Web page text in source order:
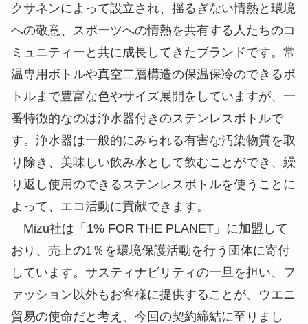
クサネンによって設立され、揺るぎない情熱と環境
への敬意、スポーツへの情熱を共有する人たちのコ
ミュニティーと共に成長してきたブランドです。常
温専用ボトルや真空二層構造の保温保冷のできるボ
トルまで豊富な色やサイズ展開をしていますが、一
番特徴的なのは浄水器付きのステンレスボトルで
す。浄水器は一般的にみられる有害な汚染物質を取
り除き、美味しい飲み水として飲むことができ、繰
り返し使用のできるステンレスボトルを使うことに
よって、エコ活動に貢献できます。
Mizu社は「1% FOR THE PLANET」に加盟して
おり、売上の1％を環境保護活動を行う団体に寄付
しています。サスティナビリティの一旦を担い、フ
ァッション以外もお客様に提供することが、ウエニ
貿易の使命だと考え、今回の契約締結に至りまし